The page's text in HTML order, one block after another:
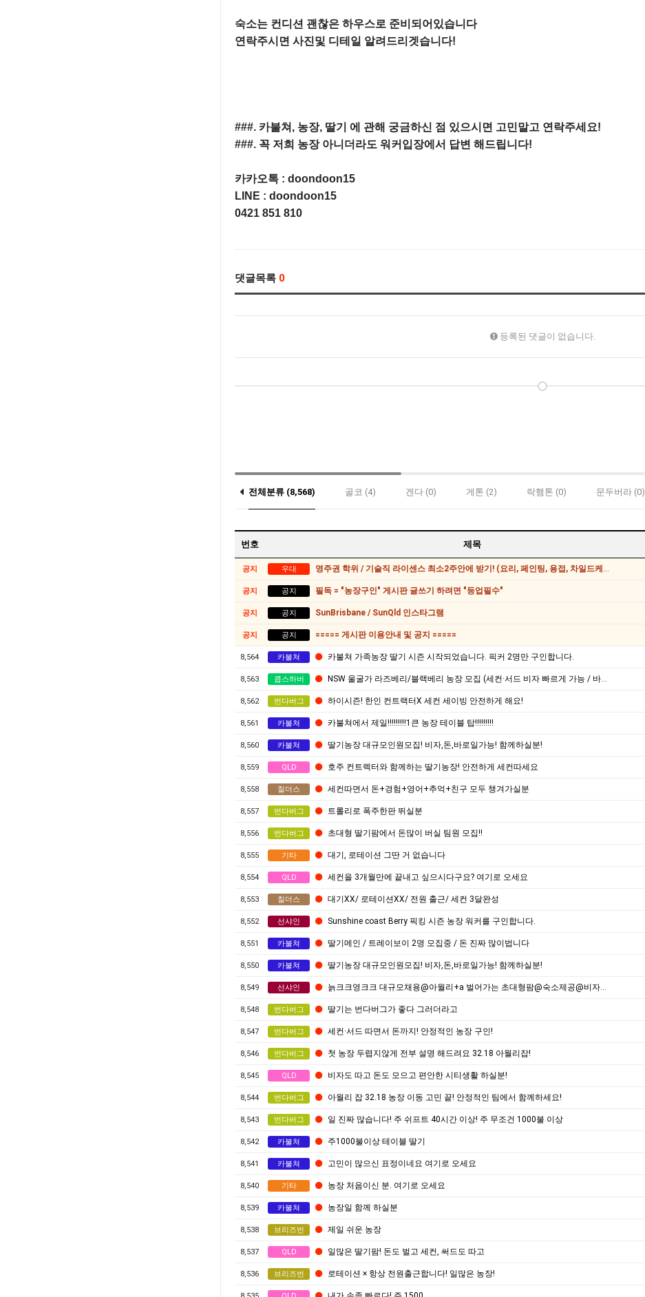
숙소는 컨디션 괜찮은 하우스로 준비되어있습니다
연락주시면 사진및 디테일 알려드리겟습니다!
###. 카불쳐, 농장, 딸기 에 관해 궁금하신 점 있으시면 고민말고 연락주세요!
###. 꼭 저희 농장 아니더라도 워커입장에서 답변 해드립니다!
카카오톡 : doondoon15
LINE : doondoon15
0421 851 810
댓글목록 0
등록된 댓글이 없습니다.
전체분류 (8,568) 골코 (4) 겐다 (0) 게톤 (2) 락햄톤 (0) 문두버라 (0)
번호 제목
공지 우대 영주권 학위 / 기술직 라이센스 최소2주안에 받기! (요리, 페인팅, 용접, 차일드케어 등등)
공지 공지 필독 = "농장구인" 게시판 글쓰기 하려면 "등업필수"
공지 공지 SunBrisbane / SunQld 인스타그램
공지 공지 ===== 게시판 이용안내 및 공지 =====
8,564 카불쳐 카불쳐 가족농장 딸기 시즌 시작되었습니다. 픽커 2명만 구인합니다.
8,563 콥스하버 NSW 울굴가 라즈베리/블랙베리 농장 모집 (세컨·서드 비자 빠르게 가능 / 바로 시작)
8,562 번다버그 하이시즌! 한인 컨트랙터X 세컨 세이빙 안전하게 해요!
8,561 카불쳐 카불쳐에서 제일!!!!!!!!!1큰 농장 테이블 탑!!!!!!!!!
8,560 카불쳐 딸기농장 대규모인원모집! 비자,돈,바로일가능! 함께하실분!
8,559 QLD 호주 컨트렉터와 함께하는 딸기농장! 안전하게 세컨따세요
8,558 칠더스 세컨따면서 돈+경험+영어+추억+친구 모두 챙겨가실분
8,557 번다버그 트롤리로 폭주한판 뛰실분
8,556 번다버그 초대형 딸기팜에서 돈많이 버실 팀원 모집!!
8,555 기타 대기, 로테이션 그딴 거 없습니다
8,554 QLD 세컨을 3개월만에 끝내고 싶으시다구요? 여기로 오세요
8,553 칠더스 대기XX/ 로테이션XX/ 전원 출근/ 세컨 3달완성
8,552 선샤인 Sunshine coast Berry 픽킹 시즌 농장 워커를 구인합니다.
8,551 카불쳐 딸기메인 / 트레이보이 2명 모집중 / 돈 진짜 많이법니다
8,550 카불쳐 딸기농장 대규모인원모집! 비자,돈,바로일가능! 함께하실분!
8,549 선샤인 늙크크영크크 대규모채용@아월리+a 벌어가는 초대형팜@숙소제공@비자가능
8,548 번다버그 딸기는 번다버그가 좋다 그러더라고
8,547 번다버그 세컨·서드 따면서 돈까지! 안정적인 농장 구인!
8,546 번다버그 첫 농장 두렵지않게 전부 설명 해드려요 32.18 아월리잡!
8,545 QLD 비자도 따고 돈도 모으고 편안한 시티생활 하실분!
8,544 번다버그 아월리 잡 32.18 농장 이동 고민 끝! 안정적인 팀에서 함께하세요!
8,543 번다버그 일 진짜 많습니다! 주 쉬프트 40시간 이상! 주 무조건 1000불 이상
8,542 카불쳐 주1000불이상 테이블 딸기
8,541 카불쳐 고민이 많으신 표정이네요 여기로 오세요
8,540 기타 농장 처음이신 분. 여기로 오세요
8,539 카불쳐 농장일 함께 하실분
8,538 브리즈번 제일 쉬운 농장
8,537 QLD 일많은 딸기팜! 돈도 벌고 세컨, 써드도 따고
8,536 브리즈번 로테이션 × 항상 전원출근합니다! 일많은 농장!